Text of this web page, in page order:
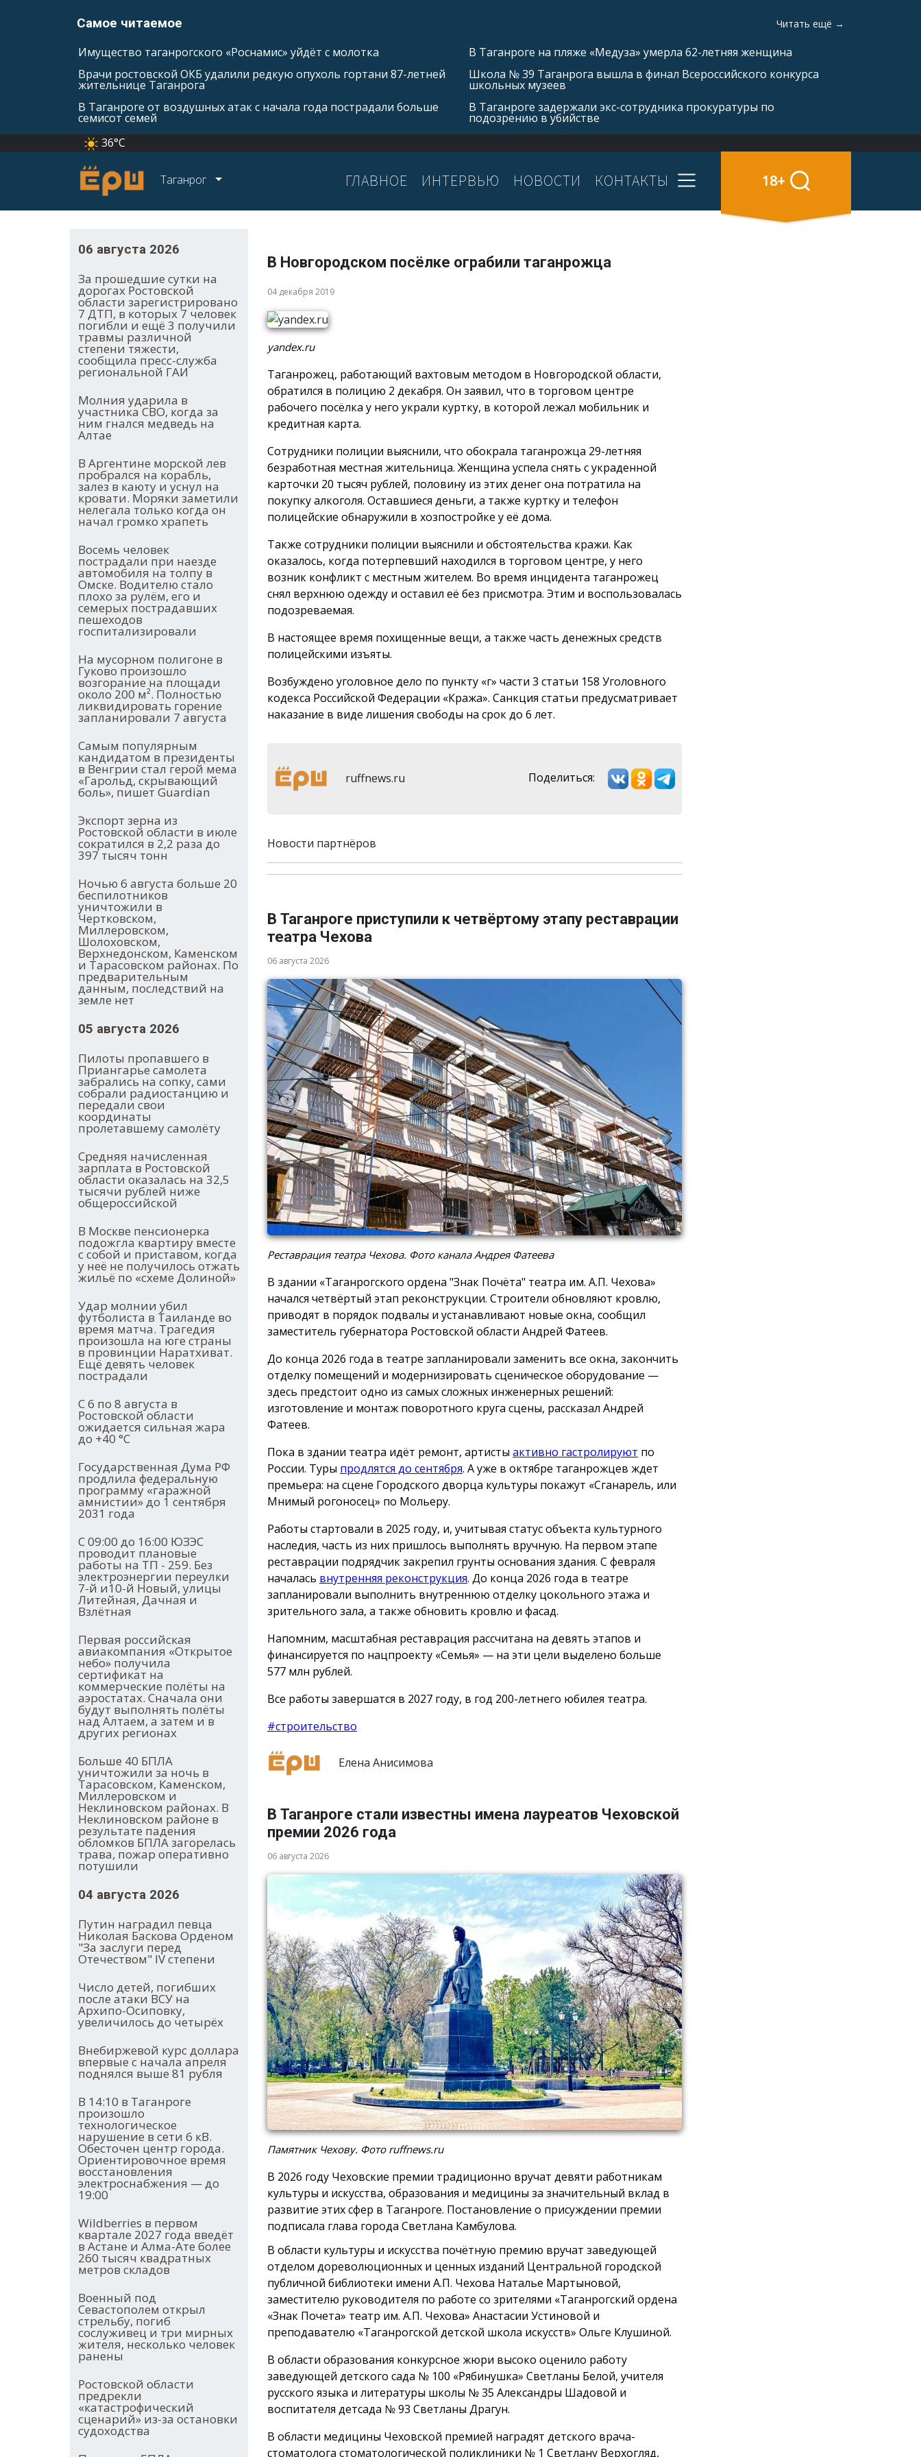
Самое читаемое Читать ещё →
Имущество таганрогского «Роснамис» уйдёт с молотка
Врачи ростовской ОКБ удалили редкую опухоль гортани 87-летней
жительнице Таганрога
В Таганроге от воздушных атак с начала года пострадали больше
семисот семей
В Таганроге на пляже «Медуза» умерла 62-летняя женщина
Школа № 39 Таганрога вышла в финал Всероссийского конкурса
школьных музеев
В Таганроге задержали экс-сотрудника прокуратуры по
подозрению в убийстве
36°C
Таганрог ГЛАВНОЕ ИНТЕРВЬЮ НОВОСТИ КОНТАКТЫ 18+
06 августа 2026
За прошедшие сутки на
дорогах Ростовской
области зарегистрировано
7 ДТП, в которых 7 человек
погибли и ещё 3 получили
травмы различной
степени тяжести,
сообщила пресс-служба
региональной ГАИ
Молния ударила в
участника СВО, когда за
ним гнался медведь на
Алтае
В Аргентине морской лев
пробрался на корабль,
залез в каюту и уснул на
кровати. Моряки заметили
нелегала только когда он
начал громко храпеть
Восемь человек
пострадали при наезде
автомобиля на толпу в
Омске. Водителю стало
плохо за рулём, его и
семерых пострадавших
пешеходов
госпитализировали
На мусорном полигоне в
Гуково произошло
возгорание на площади
около 200 м². Полностью
ликвидировать горение
запланировали 7 августа
Самым популярным
кандидатом в президенты
в Венгрии стал герой мема
«Гарольд, скрывающий
боль», пишет Guardian
Экспорт зерна из
Ростовской области в июле
сократился в 2,2 раза до
397 тысяч тонн
Ночью 6 августа больше 20
беспилотников
уничтожили в
Чертковском,
Миллеровском,
Шолоховском,
Верхнедонском, Каменском
и Тарасовском районах. По
предварительным
данным, последствий на
земле нет
05 августа 2026
Пилоты пропавшего в
Приангарье самолета
забрались на сопку, сами
собрали радиостанцию и
передали свои
координаты
пролетавшему самолёту
Средняя начисленная
зарплата в Ростовской
области оказалась на 32,5
тысячи рублей ниже
общероссийской
В Москве пенсионерка
подожгла квартиру вместе
с собой и приставом, когда
у неё не получилось отжать
жильё по «схеме Долиной»
Удар молнии убил
футболиста в Таиланде во
время матча. Трагедия
произошла на юге страны
в провинции Наратхиват.
Ещё девять человек
пострадали
С 6 по 8 августа в
Ростовской области
ожидается сильная жара
до +40 °С
Государственная Дума РФ
продлила федеральную
программу «гаражной
амнистии» до 1 сентября
2031 года
С 09:00 до 16:00 ЮЗЭС
проводит плановые
работы на ТП - 259. Без
электроэнергии переулки
7-й и10-й Новый, улицы
Литейная, Дачная и
Взлётная
Первая российская
авиакомпания «Открытое
небо» получила
сертификат на
коммерческие полёты на
аэростатах. Сначала они
будут выполнять полёты
над Алтаем, а затем и в
других регионах
Больше 40 БПЛА
уничтожили за ночь в
Тарасовском, Каменском,
Миллеровском и
Неклиновском районах. В
Неклиновском районе в
результате падения
обломков БПЛА загорелась
трава, пожар оперативно
потушили
04 августа 2026
Путин наградил певца
Николая Баскова Орденом
"За заслуги перед
Отечеством" IV степени
Число детей, погибших
после атаки ВСУ на
Архипо-Осиповку,
увеличилось до четырёх
Внебиржевой курс доллара
впервые с начала апреля
поднялся выше 81 рубля
В 14:10 в Таганроге
произошло
технологическое
нарушение в сети 6 кВ.
Обесточен центр города.
Ориентировочное время
восстановления
электроснабжения — до
19:00
Wildberries в первом
квартале 2027 года введёт
в Астане и Алма-Ате более
260 тысяч квадратных
метров складов
Военный под
Севастополем открыл
стрельбу, погиб
сослуживец и три мирных
жителя, несколько человек
ранены
Ростовской области
предрекли
«катастрофический
сценарий» из-за остановки
судоходства
В Новгородском посёлке ограбили таганрожца
04 декабря 2019
yandex.ru
Таганрожец, работающий вахтовым методом в Новгородской области,
обратился в полицию 2 декабря. Он заявил, что в торговом центре
рабочего посёлка у него украли куртку, в которой лежал мобильник и
кредитная карта.
Сотрудники полиции выяснили, что обокрала таганрожца 29-летняя
безработная местная жительница. Женщина успела снять с украденной
карточки 20 тысяч рублей, половину из этих денег она потратила на
покупку алкоголя. Оставшиеся деньги, а также куртку и телефон
полицейские обнаружили в хозпостройке у её дома.
Также сотрудники полиции выяснили и обстоятельства кражи. Как
оказалось, когда потерпевший находился в торговом центре, у него
возник конфликт с местным жителем. Во время инцидента таганрожец
снял верхнюю одежду и оставил её без присмотра. Этим и воспользовалась
подозреваемая.
В настоящее время похищенные вещи, а также часть денежных средств
полицейскими изъяты.
Возбуждено уголовное дело по пункту «г» части 3 статьи 158 Уголовного
кодекса Российской Федерации «Кража». Санкция статьи предусматривает
наказание в виде лишения свободы на срок до 6 лет.
ruffnews.ru Поделиться:
Новости партнёров
В Таганроге приступили к четвёртому этапу реставрации
театра Чехова
06 августа 2026
Реставрация театра Чехова. Фото канала Андрея Фатеева
В здании «Таганрогского ордена "Знак Почёта" театра им. А.П. Чехова»
начался четвёртый этап реконструкции. Строители обновляют кровлю,
приводят в порядок подвалы и устанавливают новые окна, сообщил
заместитель губернатора Ростовской области Андрей Фатеев.
До конца 2026 года в театре запланировали заменить все окна, закончить
отделку помещений и модернизировать сценическое оборудование —
здесь предстоит одно из самых сложных инженерных решений:
изготовление и монтаж поворотного круга сцены, рассказал Андрей
Фатеев.
Пока в здании театра идёт ремонт, артисты активно гастролируют по
России. Туры продлятся до сентября. А уже в октябре таганрожцев ждет
премьера: на сцене Городского дворца культуры покажут «Сганарель, или
Мнимый рогоносец» по Мольеру.
Работы стартовали в 2025 году, и, учитывая статус объекта культурного
наследия, часть из них пришлось выполнять вручную. На первом этапе
реставрации подрядчик закрепил грунты основания здания. С февраля
началась внутренняя реконструкция. До конца 2026 года в театре
запланировали выполнить внутреннюю отделку цокольного этажа и
зрительного зала, а также обновить кровлю и фасад.
Напомним, масштабная реставрация рассчитана на девять этапов и
финансируется по нацпроекту «Семья» — на эти цели выделено больше
577 млн рублей.
Все работы завершатся в 2027 году, в год 200-летнего юбилея театра.
#строительство
Елена Анисимова
В Таганроге стали известны имена лауреатов Чеховской
премии 2026 года
06 августа 2026
Памятник Чехову. Фото ruffnews.ru
В 2026 году Чеховские премии традиционно вручат девяти работникам
культуры и искусства, образования и медицины за значительный вклад в
развитие этих сфер в Таганроге. Постановление о присуждении премии
подписала глава города Светлана Камбулова.
В области культуры и искусства почётную премию вручат заведующей
отделом дореволюционных и ценных изданий Центральной городской
публичной библиотеки имени А.П. Чехова Наталье Мартыновой,
заместителю руководителя по работе со зрителями «Таганрогский ордена
«Знак Почета» театр им. А.П. Чехова» Анастасии Устиновой и
преподавателю «Таганрогской детской школа искусств» Ольге Клушиной.
В области образования конкурсное жюри высоко оценило работу
заведующей детского сада № 100 «Рябинушка» Светланы Белой, учителя
русского языка и литературы школы № 35 Александры Шадовой и
воспитателя детсада № 93 Светланы Драгун.
В области медицины Чеховской премией наградят детского врача-
стоматолога стоматологической поликлиники № 1 Светлану Верхогляд,